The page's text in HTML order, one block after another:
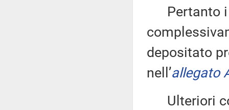
Pertanto i
depositato
nell’allegato
Ulteriori